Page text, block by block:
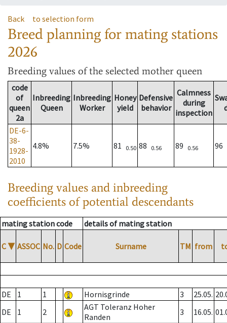
Back to selection form
Breed planning for mating stations
2026
Breeding values of the selected mother queen
code
of
queen
2a
Inbreeding
Queen
Inbreeding
Worker
Honey
yield
Defensive
behavior
Calmness
during
inspection
DE-6-
38-
1928-
2010
4.8% 7.5% 81 0.50 88 0.56 89 0.56 96
Breeding values and inbreeding
coefficients of potential descendants
mating station code details of mating station
C ▼ ASSOC No. D Code Surname TM from
DE 1 1 Hornisgrinde 3 25.05.
DE
1 2
AGT Toleranz Hoher
Randen
3 16.05.